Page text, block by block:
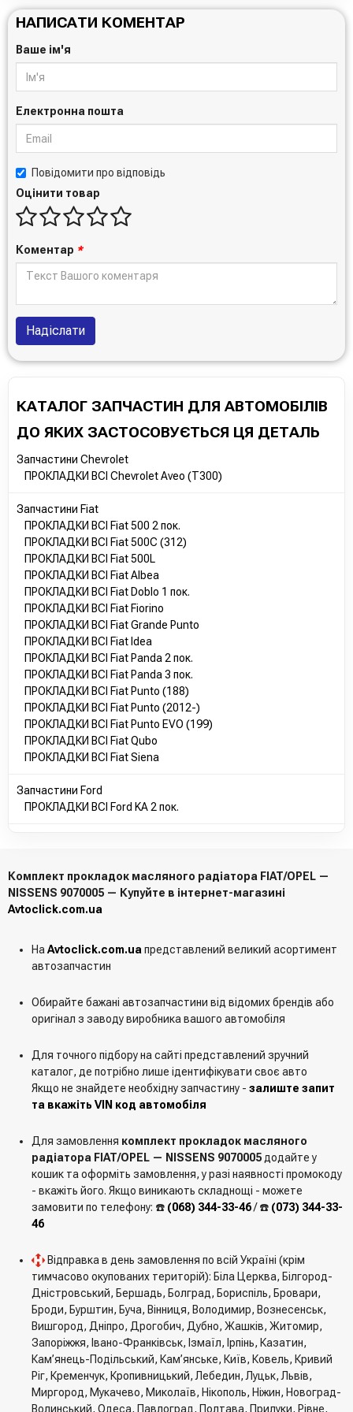
93177783
93186852
9S516659L2A
650174
650176
55185954
55197217
55238300
55269518
73501332
93186854
55283614
FORD:
1547975
1651285E00
1651285E10
1758768
5650992
8S516659AA
93186852
9S516659L2A
650174
650176
1651285E00000
55185954
55197217
55238300
55269518
73501332
93186854
Opel:
1547975
1547976
1651285E00
1651285E10
55238299
93177783
93186852
9S516659L1A
650174
650176
55185954
55197217
55269518
93186854
1547976
1651285E00
1651285E10
1758768
55197219
55238299
5650992
71754084
8S516659AA
93177783
93186852
9S516659L1A
9S516659L2A
650174
650176
НАПИСАТИ КОМЕНТАР
Ваше ім'я
Електронна пошта
Повідомити про відповідь
Оцінити товар
Коментар *
Надіслати
КАТАЛОГ ЗАПЧАСТИН ДЛЯ АВТОМОБІЛІВ
ДО ЯКИХ ЗАСТОСОВУЄТЬСЯ ЦЯ ДЕТАЛЬ
Запчастини Chevrolet
ПРОКЛАДКИ ВСІ Chevrolet Aveo (T300)
Запчастини Fiat
ПРОКЛАДКИ ВСІ Fiat 500 2 пок.
ПРОКЛАДКИ ВСІ Fiat 500C (312)
ПРОКЛАДКИ ВСІ Fiat 500L
ПРОКЛАДКИ ВСІ Fiat Albea
ПРОКЛАДКИ ВСІ Fiat Doblo 1 пок.
ПРОКЛАДКИ ВСІ Fiat Fiorino
ПРОКЛАДКИ ВСІ Fiat Grande Punto
ПРОКЛАДКИ ВСІ Fiat Idea
ПРОКЛАДКИ ВСІ Fiat Panda 2 пок.
ПРОКЛАДКИ ВСІ Fiat Panda 3 пок.
ПРОКЛАДКИ ВСІ Fiat Punto (188)
ПРОКЛАДКИ ВСІ Fiat Punto (2012-)
ПРОКЛАДКИ ВСІ Fiat Punto EVO (199)
ПРОКЛАДКИ ВСІ Fiat Qubo
ПРОКЛАДКИ ВСІ Fiat Siena
Запчастини Ford
ПРОКЛАДКИ ВСІ Ford KA 2 пок.
Комплект прокладок масляного радіатора FIAT/OPEL —
NISSENS 9070005 — Купуйте в інтернет-магазині
Avtoclick.com.ua
На Avtoclick.com.ua представлений великий асортимент
автозапчастин
Обирайте бажані автозапчастини від відомих брендів або
оригінал з заводу виробника вашого автомобіля
Для точного підбору на сайті представлений зручний
каталог, де потрібно лише ідентифікувати своє авто
Якщо не знайдете необхідну запчастину - залиште запит
та вкажіть VIN код автомобіля
Для замовлення комплект прокладок масляного
радіатора FIAT/OPEL — NISSENS 9070005 додайте у
кошик та оформіть замовлення, у разі наявності промокоду
- вкажіть його. Якщо виникають складнощі - можете
замовити по телефону: ☎️ (068) 344-33-46/ ☎️ (073) 344-33-
46
Відправка в день замовлення по всій Україні (крім
тимчасово окупованих територій): Біла Церква, Білгород-
Дністровський, Бершадь, Болград, Бориспіль, Бровари,
Броди, Бурштин, Буча, Вінниця, Володимир, Вознесенськ,
Вишгород, Дніпро, Дрогобич, Дубно, Жашків, Житомир,
Запоріжжя, Івано-Франківськ, Ізмаїл, Ірпінь, Казатин,
Кам’янець-Подільський, Кам’янське, Київ, Ковель, Кривий
Ріг, Кременчук, Кропивницький, Лебедин, Луцьк, Львів,
Миргород, Мукачево, Миколаїв, Нікополь, Ніжин, Новоград-
Волинський, Одеса, Павлоград, Полтава, Прилуки, Рівне,